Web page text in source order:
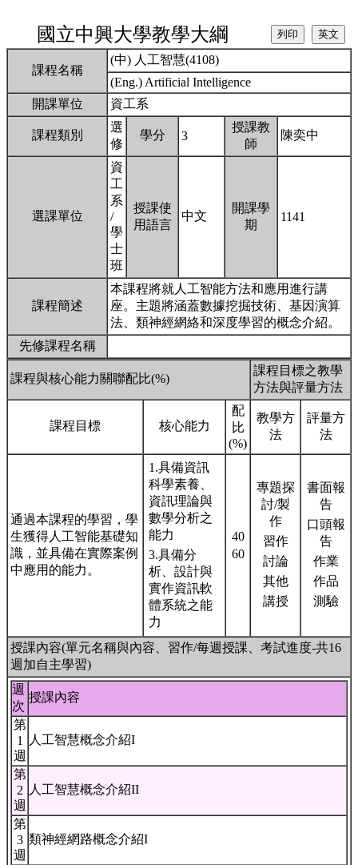
國立中興大學教學大綱
課程名稱
(中) 人工智慧(4108)
(Eng.) Artificial Intelligence
開課單位
資工系
課程類別
選
修
學分 3
授課教
師
陳奕中
選課單位
資
工
系
/
學
士
班
授課使
用語言
中文
開課學
期
1141
課程簡述
本課程將就人工智能方法和應用進行講
座。主題將涵蓋數據挖掘技術、基因演算
法、類神經網絡和深度學習的概念介紹。
先修課程名稱
課程與核心能力關聯配比(%)
課程目標之教學
方法與評量方法
課程目標 核心能力
配
比
(%)
教學方
法
評量方
法
通過本課程的學習，學
生獲得人工智能基礎知
識，並具備在實際案例
中應用的能力。
1.具備資訊
科學素養、
資訊理論與
數學分析之
能力
3.具備分
析、設計與
實作資訊軟
體系統之能
力
40
60
專題探
討/製
作
習作
討論
其他
講授
書面報
告
口頭報
告
作業
作品
測驗
授課內容(單元名稱與內容、習作/每週授課、考試進度-共16
週加自主學習)
週
次
授課內容
第
1
週
人工智慧概念介紹I
第
2
週
人工智慧概念介紹II
第
3
週
類神經網路概念介紹I